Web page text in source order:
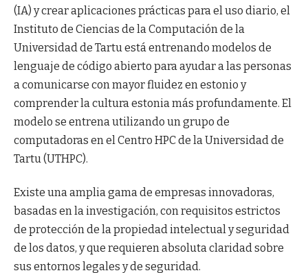
(IA) y crear aplicaciones prácticas para el uso diario, el
Instituto de Ciencias de la Computación de la
Universidad de Tartu está entrenando modelos de
lenguaje de código abierto para ayudar a las personas
a comunicarse con mayor fluidez en estonio y
comprender la cultura estonia más profundamente. El
modelo se entrena utilizando un grupo de
computadoras en el Centro HPC de la Universidad de
Tartu (UTHPC).
Existe una amplia gama de empresas innovadoras,
basadas en la investigación, con requisitos estrictos
de protección de la propiedad intelectual y seguridad
de los datos, y que requieren absoluta claridad sobre
sus entornos legales y de seguridad.